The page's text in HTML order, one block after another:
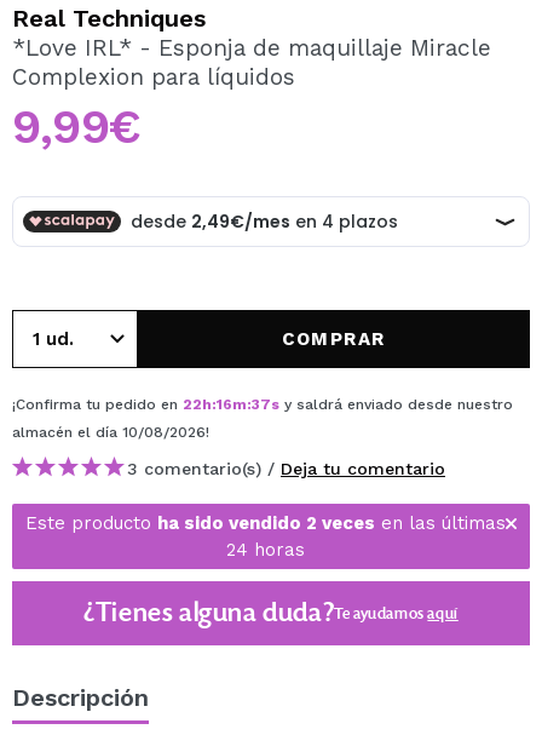
Al crear una cuenta en Maquillalia.com podrás realizar
tus compras rápidamente, revisar el estado de tus
Real Techniques
*Love IRL* - Esponja de maquillaje Miracle
Complexion para líquidos
9,99€
COMPRAR
¡Confirma tu pedido en 22h:16m:37s y saldrá enviado desde nuestro
almacén el día 10/08/2026!
3 comentario(s) / Deja tu comentario
Este producto ha sido vendido 2 veces en las últimas
24 horas
¿Tienes alguna duda?Te ayudamosaquí
Descripción